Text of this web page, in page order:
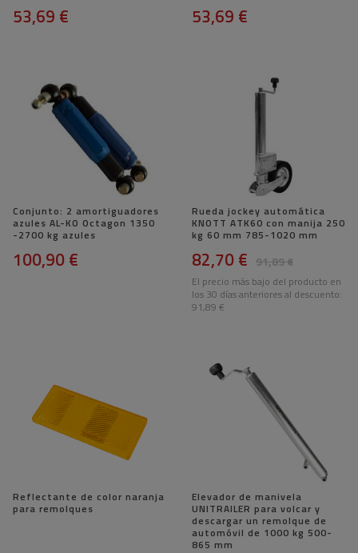
53,69 € 53,69 €
Conjunto: 2 amortiguadores
azules AL-KO Octagon 1350
-2700 kg azules
100,90 €
Rueda jockey automática
KNOTT ATK60 con manija 250
kg 60 mm 785-1020 mm
91,89 €
82,70 €
El precio más bajo del producto en
los 30 días anteriores al descuento:
91,89 €
Reflectante de color naranja
para remolques
Elevador de manivela
UNITRAILER para volcar y
descargar un remolque de
automóvil de 1000 kg 500-
865 mm